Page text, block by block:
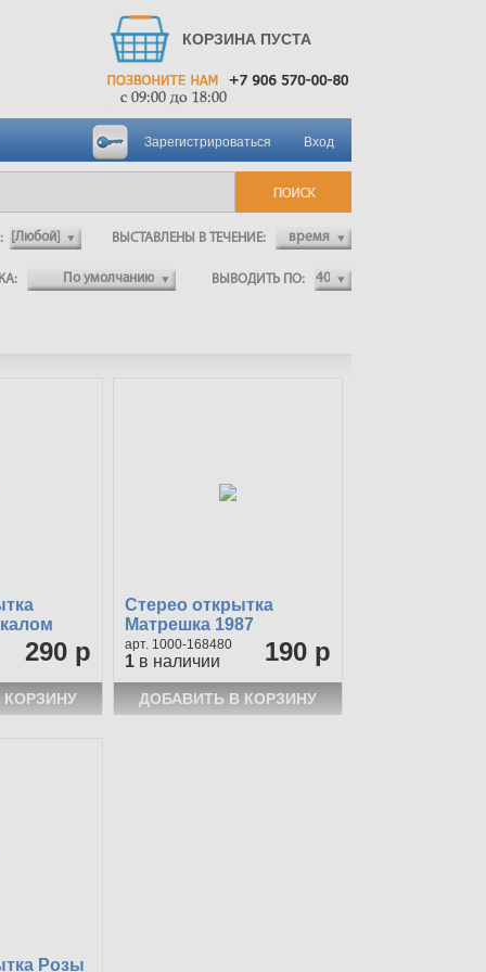
КОРЗИНА ПУСТА
Вход
Зарегистрироваться
ВЫСТАВЛЕНЫ В ТЕЧЕНИЕ:
ВЫВОДИТЬ ПО:
290 р
Стерео открытка
Матрешка 1987
190 р
1000-168480
1 в наличии
Розы